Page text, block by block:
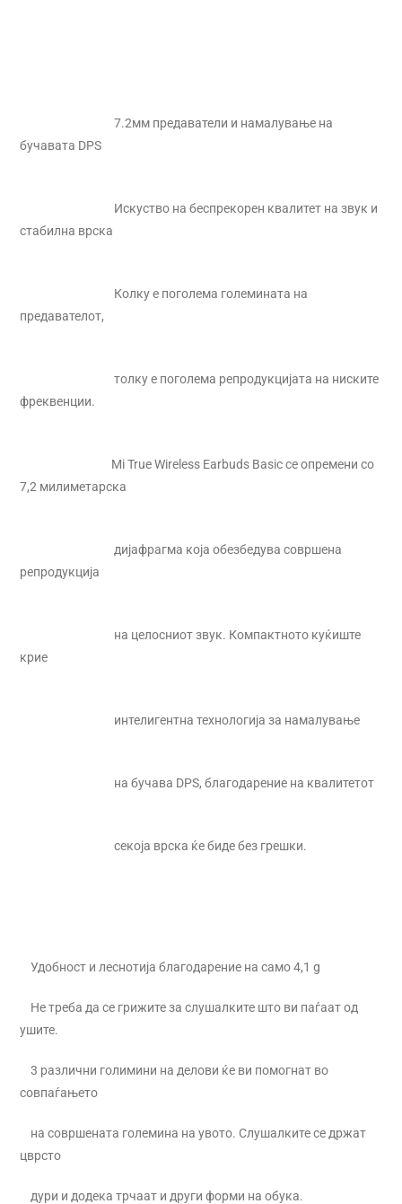
7.2мм предаватели и намалување на
бучавата DPS
Искуство на беспрекорен квалитет на звук и
стабилна врска
Колку е поголема големината на
предавателот,
толку е поголема репродукцијата на ниските
фреквенции.
Mi True Wireless Earbuds Basic се опремени со
7,2 милиметарска
дијафрагма која обезбедува совршена
репродукција
на целосниот звук. Компактното куќиште
крие
интелигентна технологија за намалување
на бучава DPS, благодарение на квалитетот
секоја врска ќе биде без грешки.
Удобност и леснотија благодарение на само 4,1 g
Не треба да се грижите за слушалките што ви паѓаат од
ушите.
3 различни голимини на делови ќе ви помогнат во
совпаѓањето
на совршената големина на увото. Слушалките се држат
цврсто
дури и додека трчаат и други форми на обука.